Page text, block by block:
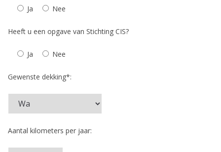
Ja Nee
Heeft u een opgave van Stichting CIS?
Ja Nee
Gewenste dekking*:
Aantal kilometers per jaar: